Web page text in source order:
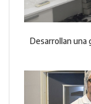
Desarrollan una